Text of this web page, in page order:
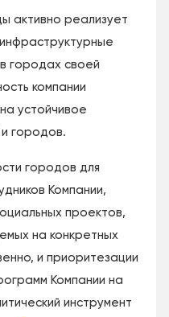
активно реализует
городах своей
компании
устойчивое
городов.
городов для
Компании,
проектов,
на конкретных
и приоритезации
Компании на
инструмент